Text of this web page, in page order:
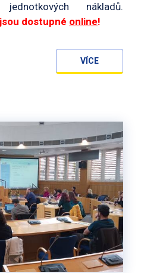
nákladů.
dostupné online!
VÍCE